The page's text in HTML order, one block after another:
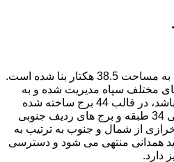
شهرک شهید خرازی در زمینی به مساحت 38.5 هکتار بنا شده است.
مختلف سپاه مدیریت شده و به
سرعت در حال پیشرفت می باشد، در قالب 44 برج ساخته شده
است که برج های ردیف شمالی 34 طبقه و برج های ردیف جنوبی
خرازی از شمال و جنوب به ترتیب به
همدانی منتهی می شود و دسترسی
دارد.